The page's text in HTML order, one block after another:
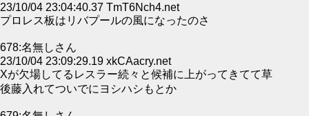
23/10/04 23:04:40.37 TmT6Nch4.net
プロレス板はリバプールの風になったのさ
678:名無しさん
23/10/04 23:09:29.19 xkCAacry.net
Xが欠場してるレスラー続々と候補に上がってきてて草
後藤入れてついでにヨシハシもとか